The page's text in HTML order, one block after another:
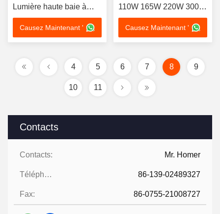
Contacts
Contacts: Mr. Homer
Téléphone: 86-139-02489327
Fax: 86-0755-21008727
Lumière haute baie à
LED linéaire
Causez Maintenant '
110W 165W 220W 300W
225W 400W
Causez Maintenant '
4 5 6 7 8 9
10 11